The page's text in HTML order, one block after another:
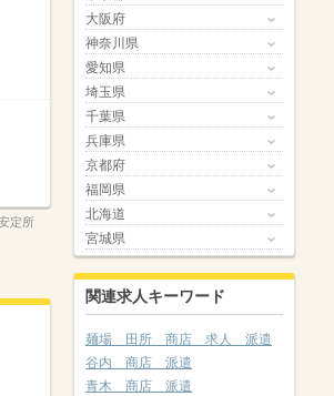
定所
大阪府
神奈川県
愛知県
埼玉県
千葉県
兵庫県
京都府
福岡県
北海道
宮城県
関連求人キーワード
麺場 田所 商店 求人 派遣
谷内 商店 派遣
青木 商店 派遣